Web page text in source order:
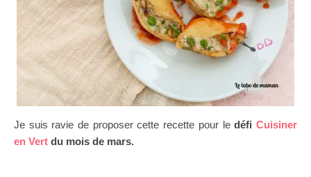
Je suis ravie de proposer cette recette pour ledéfiCuisiner
en Vert du mois de mars.